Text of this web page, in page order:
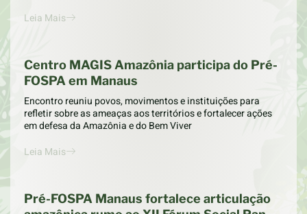
Leia Mais
Centro MAGIS Amazônia participa do Pré-
FOSPA em Manaus
Encontro reuniu povos, movimentos e instituições para
refletir sobre as ameaças aos territórios e fortalecer ações
em defesa da Amazônia e do Bem Viver
Leia Mais
Pré-FOSPA Manaus fortalece articulação